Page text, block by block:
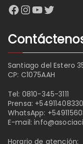
Facebook
Instagram
YouTube
Twitter
Santiago del Estero
CP: C1075AAH
Tel: 0810-345-3111
Prensa:
WhatsApp:
E-mail:
Horario de atención: